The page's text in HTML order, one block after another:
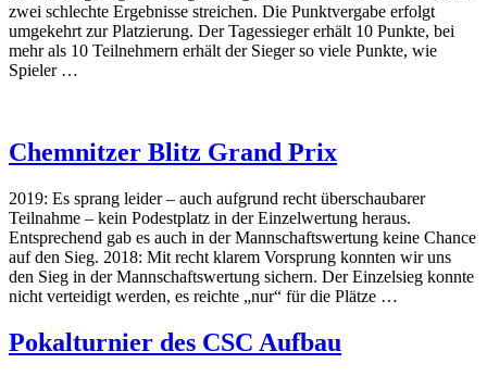
zwei schlechte Ergebnisse streichen. Die Punktvergabe erfolgt
umgekehrt zur Platzierung. Der Tagessieger erhält 10 Punkte, bei
mehr als 10 Teilnehmern erhält der Sieger so viele Punkte, wie
Spieler …
Chemnitzer Blitz Grand Prix
2019: Es sprang leider – auch aufgrund recht überschaubarer
Teilnahme – kein Podestplatz in der Einzelwertung heraus.
Entsprechend gab es auch in der Mannschaftswertung keine Chance
auf den Sieg. 2018: Mit recht klarem Vorsprung konnten wir uns
den Sieg in der Mannschaftswertung sichern. Der Einzelsieg konnte
nicht verteidigt werden, es reichte „nur“ für die Plätze …
Pokalturnier des CSC Aufbau